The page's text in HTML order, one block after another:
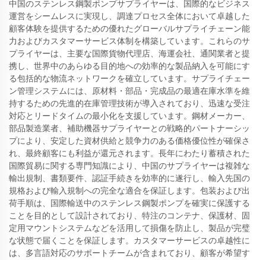
中国のステンレス鋼製ポンプサプライヤーは、国際的なビジネス
運営をシームレスに実現し、調達プロセス全体において卓越した
顧客体験を提供するための優れたグローバルサプライチェーン能
力およびカスタマーサービス体制を構築しています。これらのサ
プライヤーは、主要な国際貨物代理店、海運会社、通関業者と提
携し、世界中のあらゆる目的地への効率的な製品納入を可能にす
る包括的な物流ネットワークを確立しています。サプライチェー
ン管理システムには、原材料・部品・完成品の最適在庫水準を維
持するための先進的在庫管理技術が導入されており、迅速な受注
対応とリードタイムの最小化を支援しています。鋼材メーカー、
部品製造業者、補助機器サプライヤーとの戦略的パートナーシッ
プにより、安定した資材供給と競争力のある価格優位性が確保さ
れ、最終顧客にも利益が還元されます。長年にわたり蓄積された
国際貿易に関する専門知識により、中国のサプライヤーは複雑な
輸出規制、書類要件、認証手続きを効率的に遂行し、輸入先国の
規格および輸入規制への完全な適合を保証します。包装および出
荷手順は、国際輸送中のステンレス鋼製ポンプを確実に保護する
ことを目的として設計されており、特注のコンテナ、保護材、固
定用マウントシステムなどを活用して損傷を防止し、製品が完璧
な状態で届くことを保証します。カスタマーサービスの卓越性に
は、多言語対応のサポートチームが含まれており、顧客が希望す